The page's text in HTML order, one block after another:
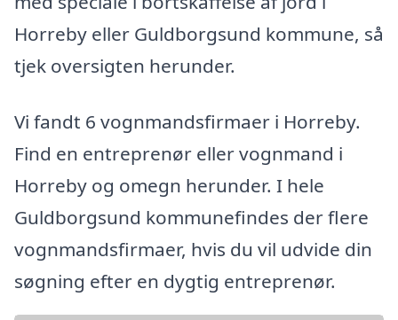
Horreby eller Guldborgsund kommune, så
tjek oversigten herunder.
Vi fandt 6 vognmandsfirmaer i Horreby.
Find en entreprenør eller vognmand i
Horreby og omegn herunder. I hele
Guldborgsund kommunefindes der flere
vognmandsfirmaer, hvis du vil udvide din
søgning efter en dygtig entreprenør.